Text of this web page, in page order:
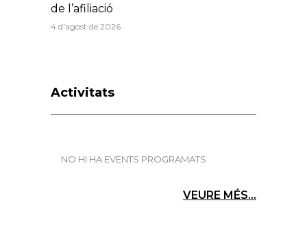
de l’afiliació
4 d'agost de 2026
Activitats
NO HI HA EVENTS PROGRAMATS
VEURE MÉS...